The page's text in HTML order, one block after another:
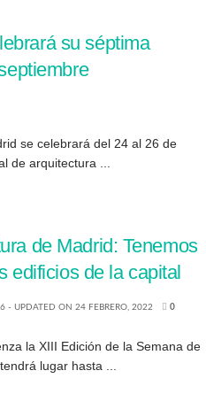
su séptima
se celebrará del 24 al 26 de
de arquitectura ...
de Madrid: Tenemos
edificios de la capital
- UPDATED ON 24 FEBRERO, 2022 0
la XIII Edición de la Semana de
lugar hasta ...